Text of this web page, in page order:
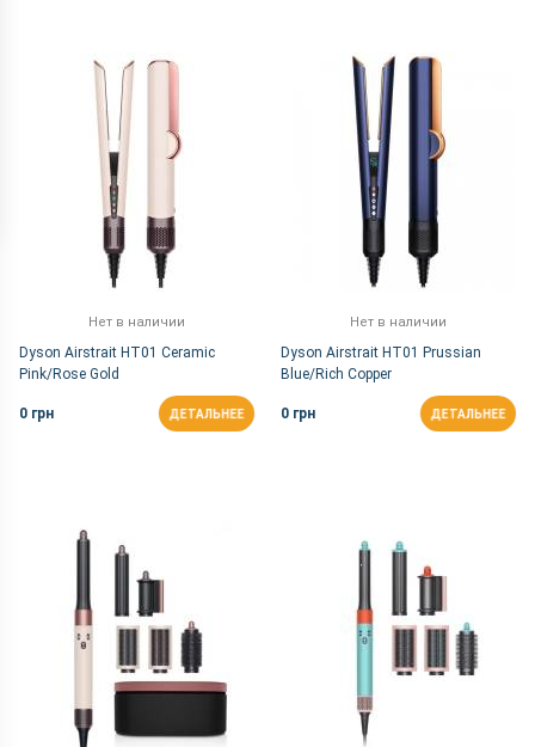
Нет в наличии
Dyson Airstrait HT01 Ceramic
Pink/Rose Gold
0 грн ДЕТАЛЬНЕЕ
Нет в наличии
Dyson Airstrait HT01 Prussian
Blue/Rich Copper
0 грн ДЕТАЛЬНЕЕ